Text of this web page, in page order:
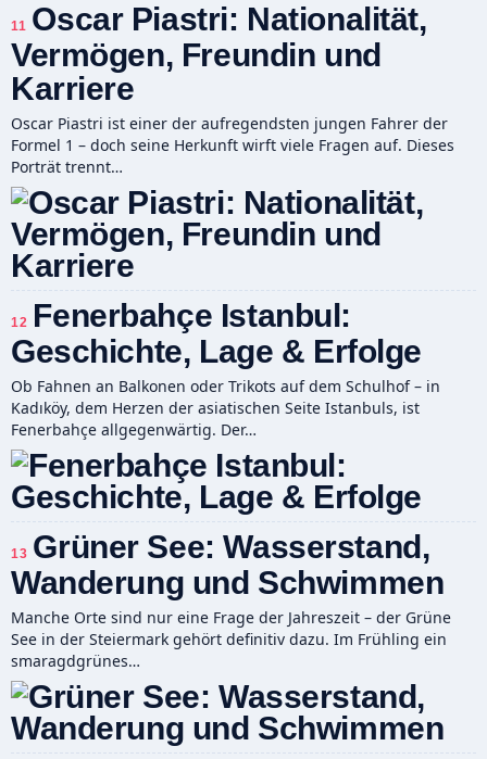
11 Oscar Piastri: Nationalität,
Vermögen, Freundin und
Karriere
Oscar Piastri ist einer der aufregendsten jungen Fahrer der
Formel 1 – doch seine Herkunft wirft viele Fragen auf. Dieses
Porträt trennt…
12 Fenerbahçe Istanbul:
Geschichte, Lage & Erfolge
Ob Fahnen an Balkonen oder Trikots auf dem Schulhof – in
Kadıköy, dem Herzen der asiatischen Seite Istanbuls, ist
Fenerbahçe allgegenwärtig. Der…
13 Grüner See: Wasserstand,
Wanderung und Schwimmen
Manche Orte sind nur eine Frage der Jahreszeit – der Grüne
See in der Steiermark gehört definitiv dazu. Im Frühling ein
smaragdgrünes…